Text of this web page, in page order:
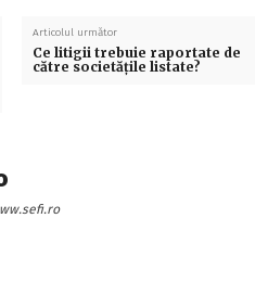
Articolul următor
Ce litigii trebuie raportate de
către societăţile listate?